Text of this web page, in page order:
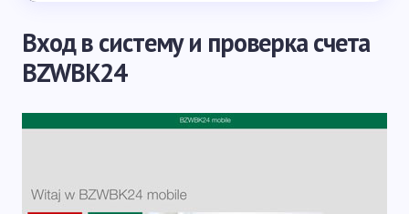
Вход в систему и проверка счета
BZWBK24